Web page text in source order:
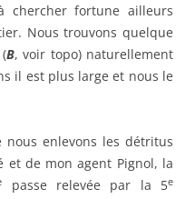
fortune ailleurs
Nous trouvons quelque
B, voir topo) naturellement
il est plus large et nous le
nous enlevons les détritus
et de mon agent Pignol, la
passe relevée par la 5e